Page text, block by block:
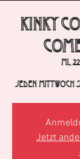
Kinky
Mi.,
Jeden Mittwoch
Jetzt